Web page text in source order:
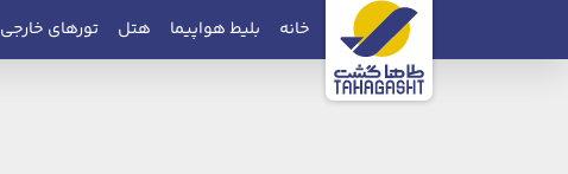
خانه بلیط هواپیما هتل تورهای خارجی